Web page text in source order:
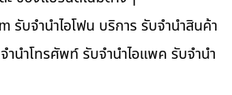
รับจำนำไอโฟน บริการ รับจำนำสินค้า
ำนำโทรศัพท์ รับจำนำไอแพค รับจำนำ